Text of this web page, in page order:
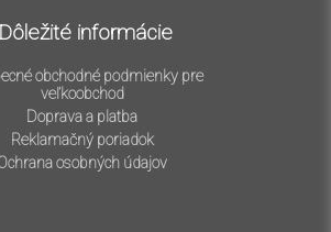
Dôležité informácie
obchodné podmienky pre
veľkoobchod
Doprava a platba
Reklamačný poriadok
osobných údajov